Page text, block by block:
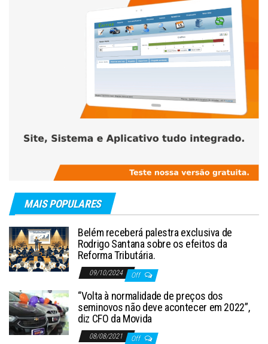
MAIS POPULARES
Belém receberá palestra exclusiva de
Rodrigo Santana sobre os efeitos da
Reforma Tributária.
09/10/2024 Off
“Volta à normalidade de preços dos
seminovos não deve acontecer em 2022”,
diz CFO da Movida
08/08/2021 Off